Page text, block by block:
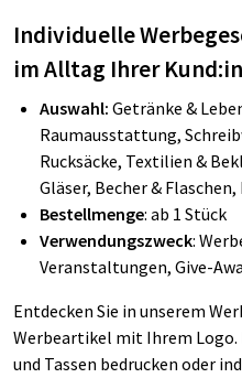
Individuelle
im Alltag Ihrer
Auswahl: Getränke &
Raumausstattung,
Rucksäcke, Textilien &
Gläser, Becher &
Bestellmenge: ab 1 Stück
Verwendungszweck:
Veranstaltungen, Give-
Entdecken Sie in unserem
Werbeartikel mit Ihrem Logo.
und Tassen bedrucken oder